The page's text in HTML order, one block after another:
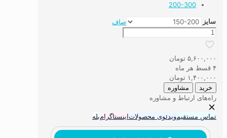
200-300
سایز
صاف
فرش
ماشینی
آشپزخانه
طرح
مدرن
کد
11
عدد
۵,۶۰۰,۰۰۰ تومان
۴ قسط هر ماه
۱,۴۰۰,۰۰۰ تومان
خرید مشاوره
راه‌های ارتباط و مشاوره
تماس مستقیمویدئوی محصولاتاینستاگرامبله